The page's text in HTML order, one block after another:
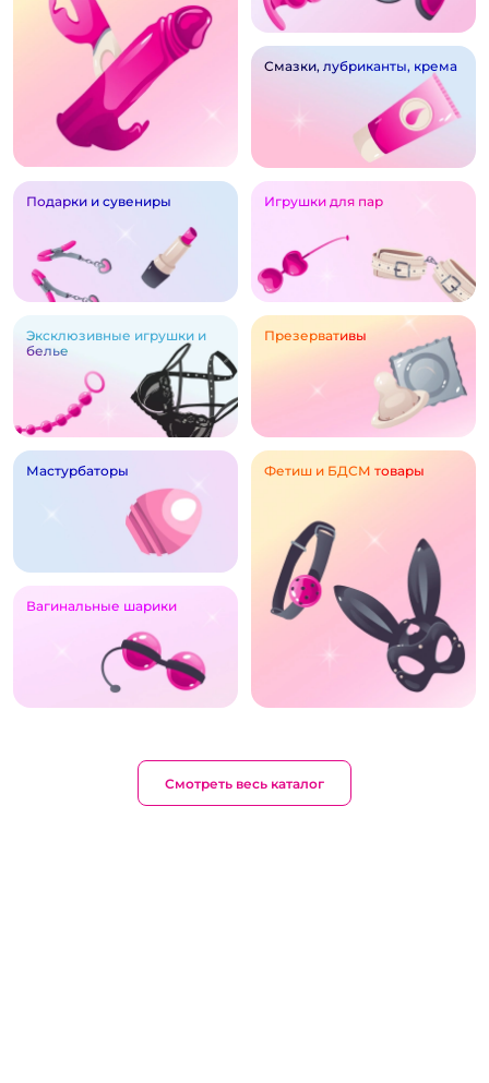
Смазки, лубриканты, крема
Подарки и сувениры Игрушки для пар
Эксклюзивные игрушки и
белье
Презервативы
Мастурбаторы
Вагинальные шарики
Фетиш и БДСМ товары
Смотреть весь каталог